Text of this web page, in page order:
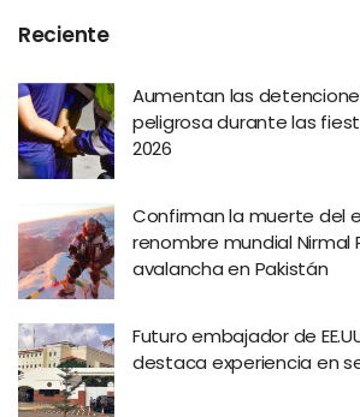
Reciente
Aumentan las
peligrosa durante las
2026
Confirman la muerte del
renombre mundial Nirmal
avalancha en Pakistán
Futuro embajador de
destaca experiencia en